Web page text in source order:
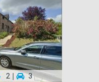
2 | 3